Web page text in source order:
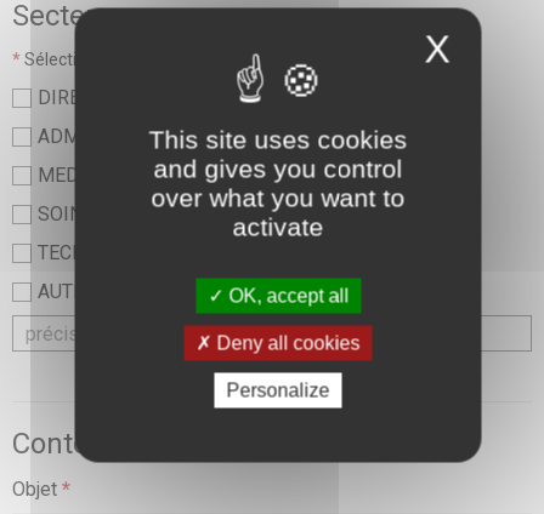
Secteur
*Sélectionner une valeur :
DIRECTION
ADMINISTRATIF
MEDICAL
SOINS ET PARAMEDICAL
TECHNIQUE ET LOGISTIQUE
AUTRE
Contexte de la demande
Objet *
X
This site uses cookies
and gives you control
over what you want to
activate
OK, accept all
Deny all cookies
Personalize